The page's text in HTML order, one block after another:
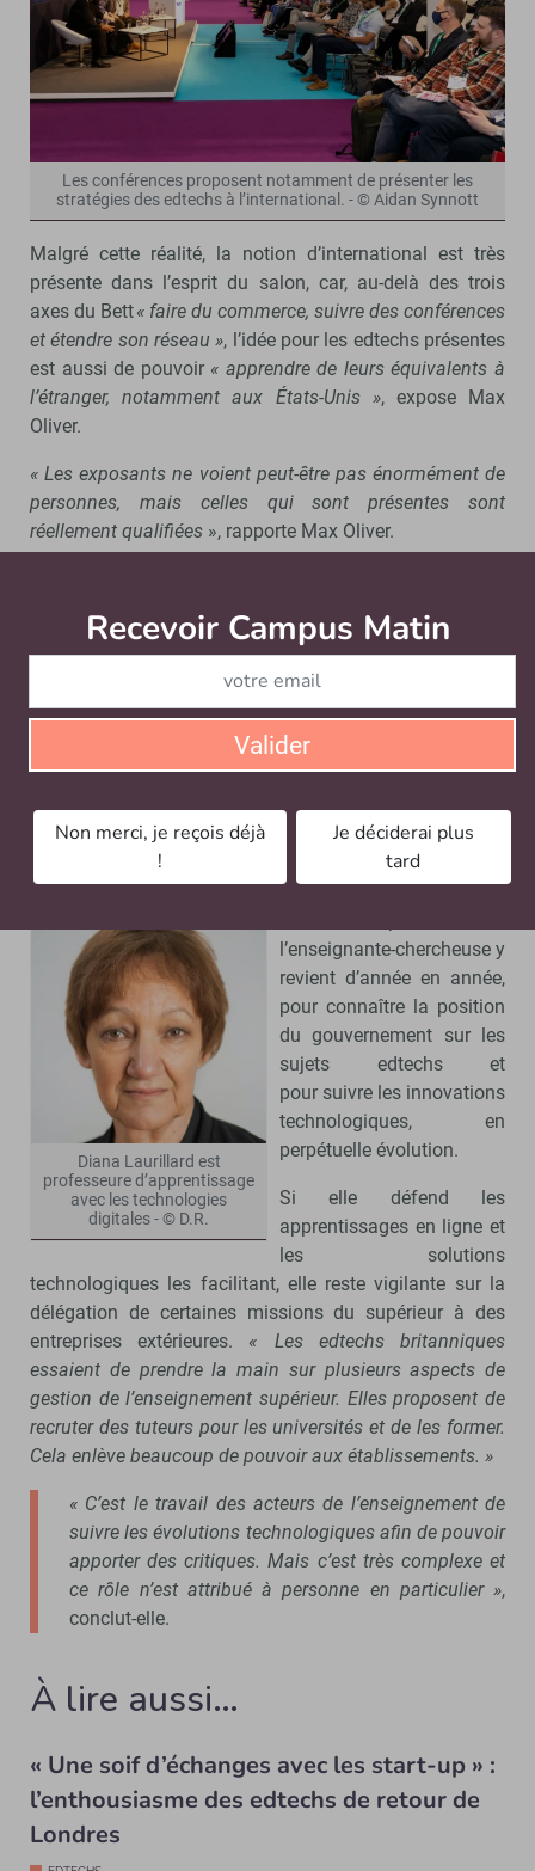
Les conférences proposent notamment de présenter les
stratégies des edtechs à l’international. - © Aidan Synnott
Malgré cette réalité, la notion d’international est très
présente dans l’esprit du salon, car, au-delà des trois
axes du Bett« faire du commerce, suivre des conférences
et étendre son réseau », l’idée pour les edtechs présentes
est aussi de pouvoir « apprendre de leurs équivalents à
l’étranger, notamment aux États-Unis », expose Max
Oliver.
« Les exposants ne voient peut-être pas énormément de
personnes, mais celles qui sont présentes sont
réellement qualifiées », rapporte Max Oliver.
critique
est enseignante-chercheuse en
en présentiel et en ligne pour plus
University college of London
l’unité de stratégie e-learning du département pour
l’éducation et les compétences (2002 à 2005) de cette
même université.
Diana Laurillard est
professeure d’apprentissage
avec les technologies
digitales - © D.R.
l’enseignante-chercheuse y
revient d’année en année,
pour connaître la position
du gouvernement sur les
sujets edtechs et
pour suivre les innovations
technologiques, en
perpétuelle évolution.
Si elle défend les
apprentissages en ligne et
les solutions
technologiques les facilitant, elle reste vigilante sur la
délégation de certaines missions du supérieur à des
entreprises extérieures. « Les edtechs britanniques
essaient de prendre la main sur plusieurs aspects de
gestion de l’enseignement supérieur. Elles proposent de
recruter des tuteurs pour les universités et de les former.
Cela enlève beaucoup de pouvoir aux établissements. »
« C’est le travail des acteurs de l’enseignement de
suivre les évolutions technologiques afin de pouvoir
apporter des critiques. Mais c’est très complexe et
ce rôle n’est attribué à personne en particulier »,
conclut-elle.
À lire aussi…
« Une soif d’échanges avec les start-up » :
l’enthousiasme des edtechs de retour de
Londres
Recevoir Campus Matin
Valider
Non merci, je reçois déjà
!
Je déciderai plus
tard